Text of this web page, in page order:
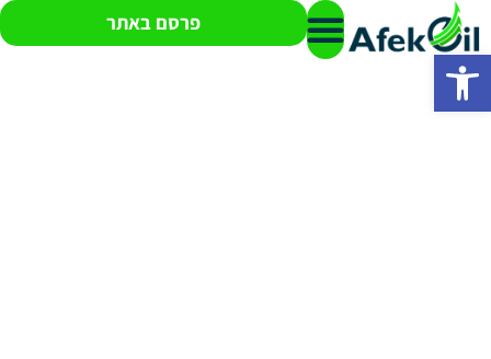
פתח סרגל נגישות
פרסם באתר